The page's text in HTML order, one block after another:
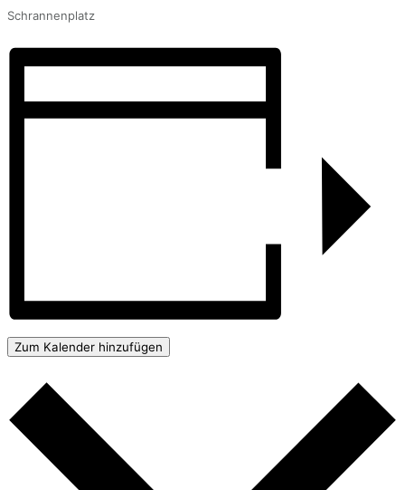
Schrannenplatz
Zum Kalender hinzufügen